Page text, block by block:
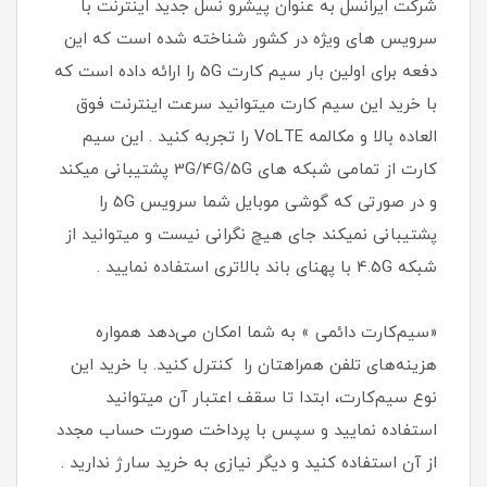
شرکت ایرانسل به عنوان پیشرو نسل جدید اینترنت با
سرویس های ویژه در کشور شناخته شده است که این
دفعه برای اولین بار سیم کارت 5G را ارائه داده است که
با خرید این سیم کارت میتوانید سرعت اینترنت فوق
العاده بالا و مکالمه VoLTE را تجربه کنید . این سیم
کارت از تمامی شبکه های 3G/4G/5G پشتیبانی میکند
و در صورتی که گوشی موبایل شما سرویس 5G را
پشتیبانی نمیکند جای هیچ نگرانی نیست و میتوانید از
شبکه 4.5G با پهنای باند بالاتری استفاده نمایید .
«سیم‌کارت دائمی » به شما امکان می‌دهد همواره
هزینه‌های تلفن همراهتان را کنترل کنید. با خرید این
نوع سیم‌کارت، ابتدا تا سقف اعتبار آن میتوانید
استفاده نمایید و سپس با پرداخت صورت حساب مجدد
از آن استفاده کنید و دیگر نیازی به خرید سارژ ندارید .